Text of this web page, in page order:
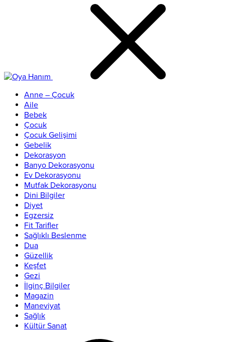
Anne – Çocuk
Aile
Bebek
Çocuk
Çocuk Gelişimi
Gebelik
Dekorasyon
Banyo Dekorasyonu
Ev Dekorasyonu
Mutfak Dekorasyonu
Dini Bilgiler
Diyet
Egzersiz
Fit Tarifler
Sağlıklı Beslenme
Dua
Güzellik
Keşfet
Gezi
İlginç Bilgiler
Magazin
Maneviyat
Sağlık
Kültür Sanat